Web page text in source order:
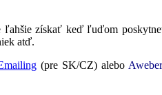
získať keď ľuďom
atď.
(pre SK/CZ) alebo